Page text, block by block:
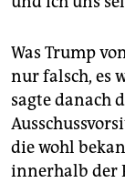
Was Trump
nur falsch, es
sagte danach
die wohl
innerhalb der